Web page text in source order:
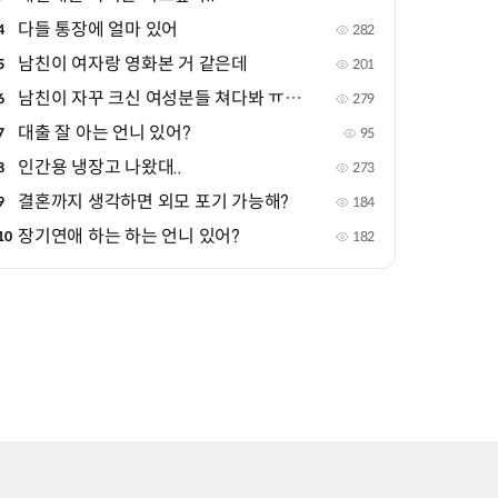
다들 통장에 얼마 있어 282
남친이 여자랑 영화본 거 같은데 201
남친이 자꾸 크신 여성분들 쳐다봐 ㅠㅠㅠ 279
대출 잘 아는 언니 있어? 95
인간용 냉장고 나왔대.. 273
결혼까지 생각하면 외모 포기 가능해? 184
장기연애 하는 하는 언니 있어? 182